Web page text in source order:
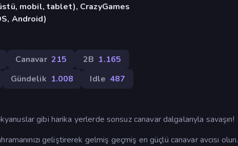
mobil, tablet), CrazyGames
Android)
Canavar 215 2B 1.165
Gündelik 1.008 Idle 487
gibi harika yerlerde sonsuz canavar dalgalarıyla savaşın!
geliştirerek gelmiş geçmiş en güçlü canavar avcısı olun.